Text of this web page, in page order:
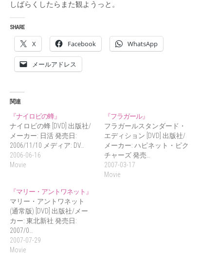
しばらくしたらまた観ようっと。
SHARE
X Facebook WhatsApp
メールアドレス
関連
『ナイロビの蜂』
ナイロビの蜂 [DVD] 出版社/
メーカー: 日活 発売日:
2006/11/10 メディア: DV…
2006-06-16
Movie
『フラガール』
フラガールスタンダード・
エディション [DVD] 出版社/
メーカー: ハピネット・ピク
チャーズ 発売…
2007-03-17
Movie
『マリー・アントワネット』
マリー・アントワネット
(通常版) [DVD] 出版社/メー
カー: 東北新社 発売日:
2007/0…
2007-07-29
Movie